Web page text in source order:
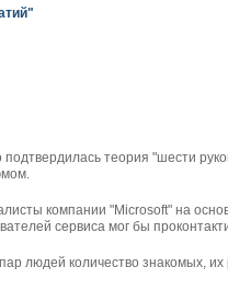
подтвердилась теория "шести
компании "Microsoft" на
сервиса мог бы
людей количество знакомых,